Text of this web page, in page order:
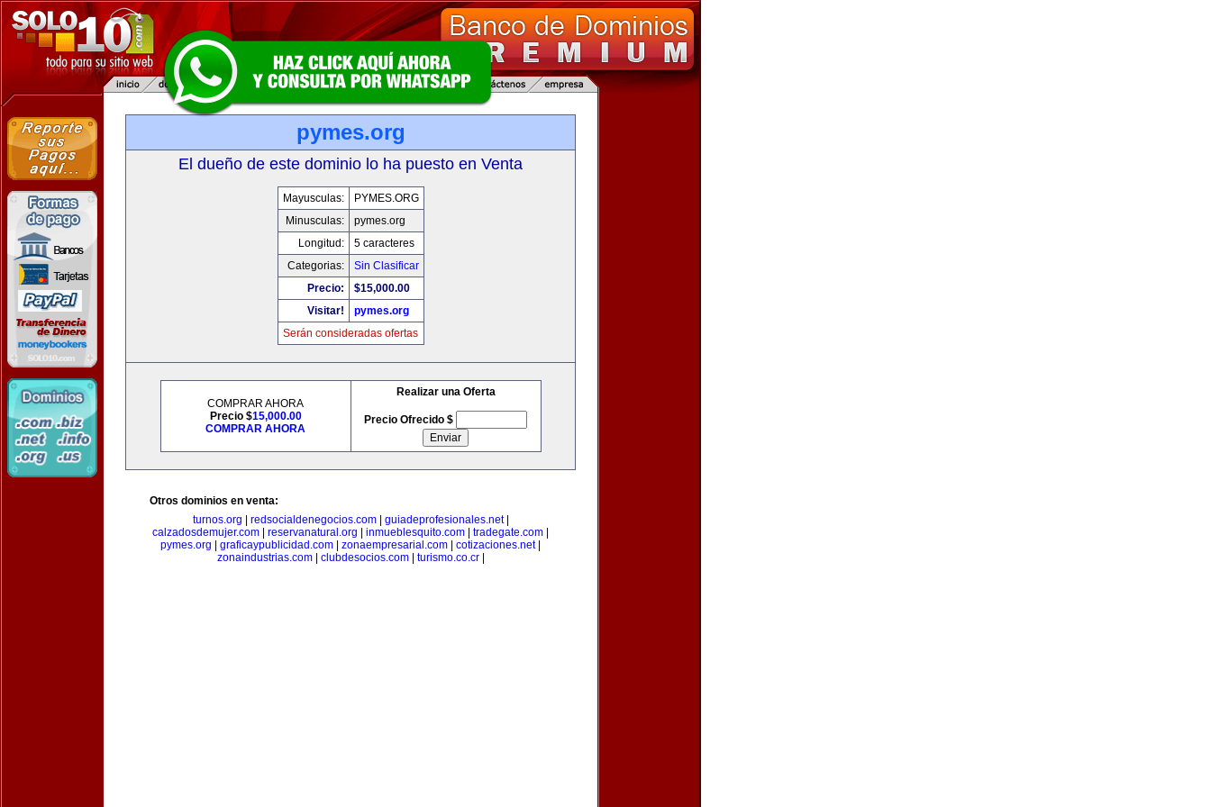
pymes.org
El dueño de este dominio lo ha puesto en Venta
Mayusculas:
PYMES.ORG
Minusculas:
pymes.org
Longitud:
5 caracteres
Categorias:
Sin Clasificar
Precio:
$15,000.00
Visitar!
pymes.org
Serán consideradas ofertas
COMPRAR AHORA
Precio $15,000.00
COMPRAR AHORA
Realizar una Oferta
Precio Ofrecido $
Otros dominios en venta:
turnos.org
redsocialdenegocios.com| guiadeprofesionales.net|
calzadosdemujer.com
reservanatural.org inmueblesquito.com tradegate.com
pymes.org
graficaypublicidad.com zonaempresarial.com cotizaciones.net|
zonaindustrias.com| clubdesocios.com| turismo.co.cr|